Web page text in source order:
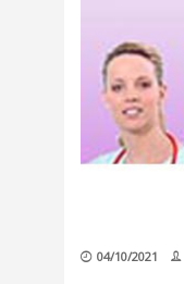
04/10/2021